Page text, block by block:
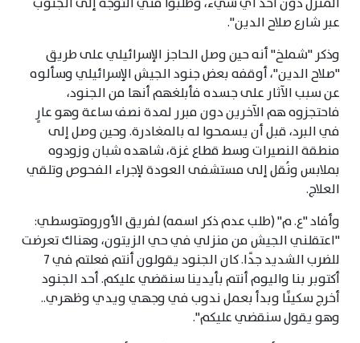
عبر شارع صلاح الدين".
وذكر "شملخ" أنه حين وصل الحاجز الإسرائيلي على طريق
"صلاح الدين"، أوقفه بعض جنود الجيش الإسرائيلي وسألوه
عن سبب الآثار على جسده فأبلغهم أنها من الجنود،
فاحتجزوه هم الآخرين دون مبرر لمدة نصف ساعة وهو عارٍ
في البرد، قبل أن يسمحوا له بالمغادرة. وحين وصل إلى
منطقة النصيرات وسط قطاع غزة، شاهده شبان وزودوه
بملابس ونُقل إلى مستشفى العودة لإجراء الفحوص وتلقي
العلاج.
وأفاد "ع. م" (طلب عدم ذكر اسمه) لفريق الأورومتوسطي:
"اعتقلني الجيش من منزلي في حي الزيتون، وهناك تعرضت
للضرب الشديد جدًا. كان الجنود يقولون أنتم فعلتم في 7
أكتوبر بنا واليوم أنتم بأيدينا سنقضي عليكم. أحد الجنود
أخرج سكينًا وبدأ بعمل ندوب في وجهي ويدي وظهري..
وهو يقول سنقضي عليكم".